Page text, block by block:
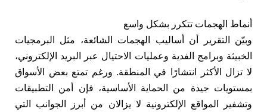
أنماط الهجمات تتكرر بشكل واسع
وبيّن التقرير أن أساليب الهجمات الشائعة، مثل البرمجيات
الخبيثة وبرامج الفدية وعمليات الاحتيال عبر البريد الإلكتروني،
لا تزال الأكثر انتشارًا في المنطقة. ورغم تمتع بعض الأسواق
بمستويات جيدة من الحماية الأساسية، فإن أمن التطبيقات
وتشفير المواقع الإلكترونية لا يزالان من أبرز الجوانب التي